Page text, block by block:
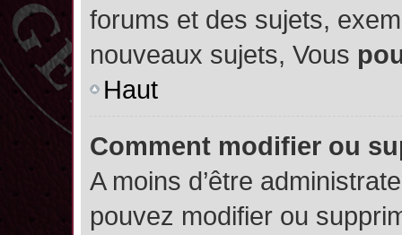
forums et des sujets,
nouveaux sujets, Vous
Haut
Comment modifier ou
A moins d’être
pouvez modifier ou